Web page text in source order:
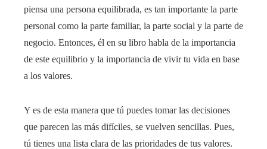
piensa una persona equilibrada, es tan importante la parte
personal como la parte familiar, la parte social y la parte de
negocio. Entonces, él en su libro habla de la importancia
de este equilibrio y la importancia de vivir tu vida en base
a los valores.
Y es de esta manera que tú puedes tomar las decisiones
que parecen las más difíciles, se vuelven sencillas. Pues,
tú tienes una lista clara de las prioridades de tus valores.